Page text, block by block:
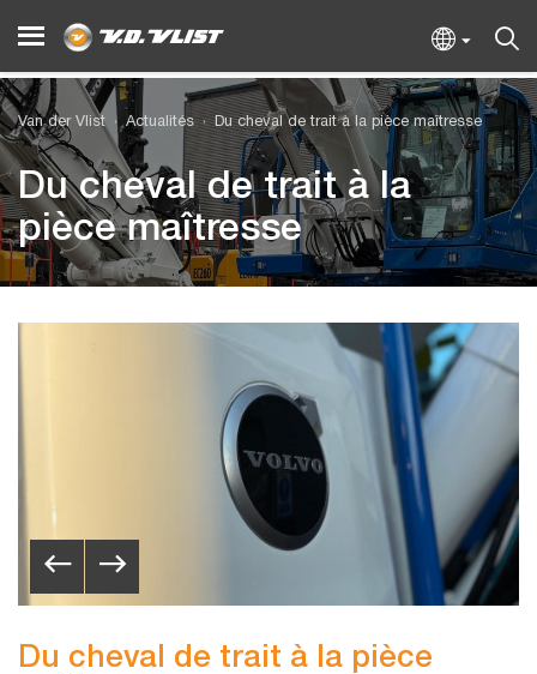
Van der Vlist Actualités Du cheval de trait à la pièce maîtresse
Du cheval de trait à la
pièce maîtresse
Du cheval de trait à la pièce